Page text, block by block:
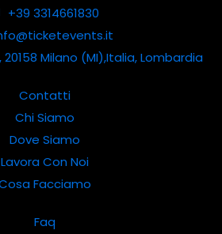
+39 3314661830
20158 Milano (MI),Italia, Lombardia
Contatti
Chi Siamo
Dove Siamo
Lavora Con Noi
Facciamo
Faq